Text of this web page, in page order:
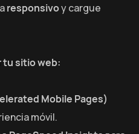
responsivoy cargue
tu sitio web:
Mobile Pages)
móvil.